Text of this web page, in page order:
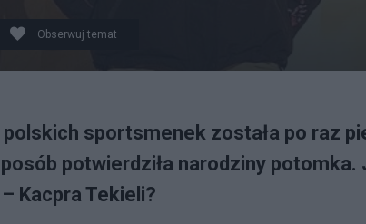
Obserwuj temat
sportsmenek została po raz
potwierdziła narodziny potomka.
Kacpra Tekieli?